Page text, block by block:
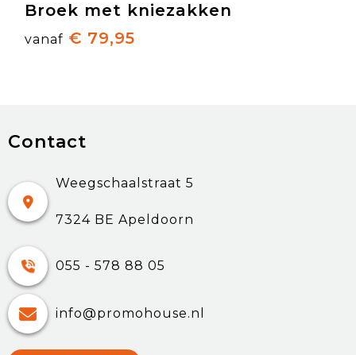
Broek met kniezakken
vanaf € 79,95
Contact
Weegschaalstraat 5
7324 BE Apeldoorn
055 - 578 88 05
info@promohouse.nl